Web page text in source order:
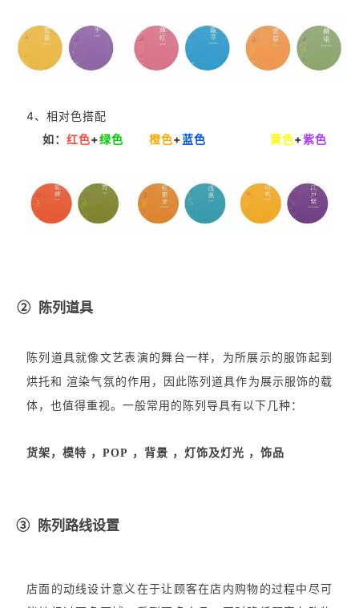
4、相对色搭配
如： 红色+绿色 橙色+蓝色 黄色+紫色
② 陈列道具
陈列道具就像文艺表演的舞台一样，为所展示的服饰起到
烘托和 渲染气氛的作用，因此陈列道具作为展示服饰的载
体，也值得重视。一般常用的陈列导具有以下几种：
货架，模特 ，POP ，背景 ，灯饰及灯光 ，饰品
③ 陈列路线设置
店面的动线设计意义在于让顾客在店内购物的过程中尽可